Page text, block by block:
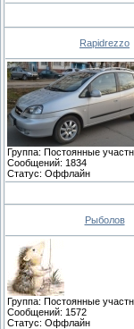
Rapidrezzo
Группа: Постоянные
Сообщений: 1834
Статус: Оффлайн
Рыболов
Группа: Постоянные
Сообщений: 1572
Статус: Оффлайн